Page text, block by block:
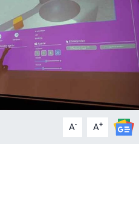
A- A+